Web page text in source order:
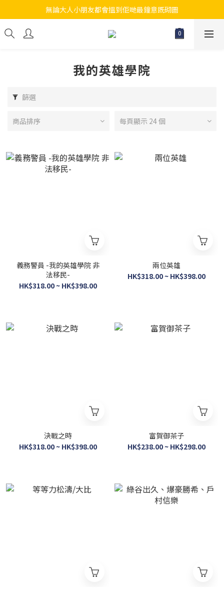
江帆天楊砌圖
無論大人小朋友都會搵到佢哋最鐘意既砌圖
江帆天楊砌圖
我的英雄學院
篩選
商品排序 每頁顯示 24 個
義務警員 -我的英雄學院 非
法移民-
HK$318.00 ~ HK$398.00
兩位英雄
HK$318.00 ~ HK$398.00
決戰之時
HK$318.00 ~ HK$398.00
富賀御茶子
HK$238.00 ~ HK$298.00